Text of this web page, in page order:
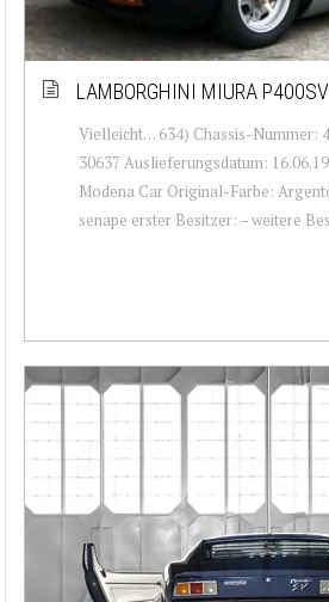
LAMBORGHINI MIURA
Vielleicht… 634) Chassis-Nummer:
30637 Auslieferungsdatum:
Modena Car Original-Farbe:
senape erster Besitzer: – weitere